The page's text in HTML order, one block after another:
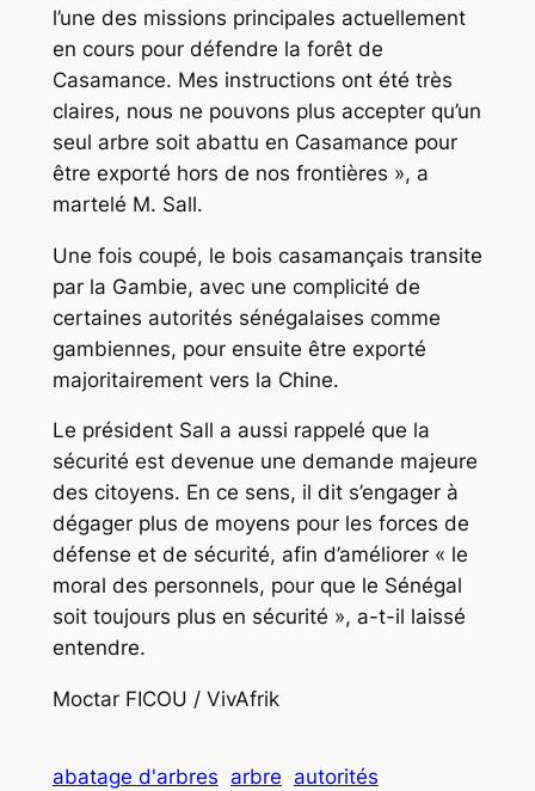
l’une des missions principales actuellement
en cours pour défendre la forêt de
Casamance. Mes instructions ont été très
claires, nous ne pouvons plus accepter qu’un
seul arbre soit abattu en Casamance pour
être exporté hors de nos frontières », a
martelé M. Sall.
Une fois coupé, le bois casamançais transite
par la Gambie, avec une complicité de
certaines autorités sénégalaises comme
gambiennes, pour ensuite être exporté
majoritairement vers la Chine.
Le président Sall a aussi rappelé que la
sécurité est devenue une demande majeure
des citoyens. En ce sens, il dit s’engager à
dégager plus de moyens pour les forces de
défense et de sécurité, afin d’améliorer « le
moral des personnels, pour que le Sénégal
soit toujours plus en sécurité », a-t-il laissé
entendre.
Moctar FICOU / VivAfrik
abatage d'arbres arbre autorités